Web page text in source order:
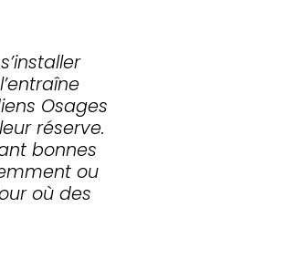
Osages
réserve.
bonnes
ou
où des